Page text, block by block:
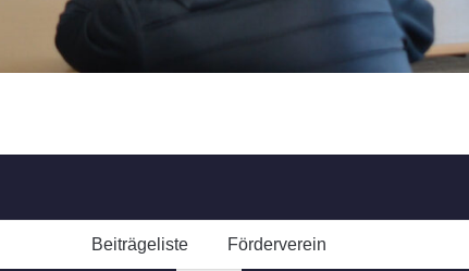
Beiträgeliste Förderverein